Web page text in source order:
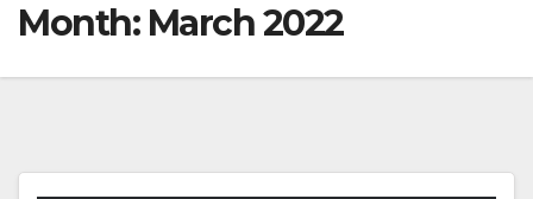
Month: March 2022